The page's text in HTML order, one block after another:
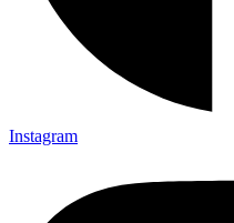
Instagram